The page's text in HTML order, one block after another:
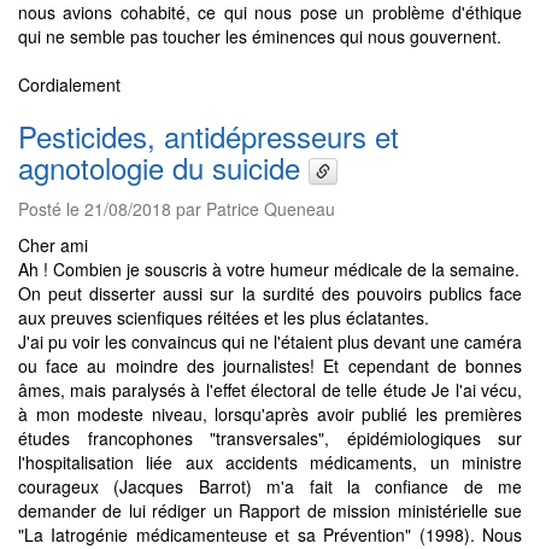
nous avions cohabité, ce qui nous pose un problème d'éthique
qui ne semble pas toucher les éminences qui nous gouvernent.
Cordialement
Pesticides, antidépresseurs et
agnotologie du suicide
Posté le 21/08/2018 par Patrice Queneau
Cher ami
Ah ! Combien je souscris à votre humeur médicale de la semaine.
On peut disserter aussi sur la surdité des pouvoirs publics face
aux preuves scienfiques réitées et les plus éclatantes.
J'ai pu voir les convaincus qui ne l'étaient plus devant une caméra
ou face au moindre des journalistes! Et cependant de bonnes
âmes, mais paralysés à l'effet électoral de telle étude Je l'ai vécu,
à mon modeste niveau, lorsqu'après avoir publié les premières
études francophones "transversales", épidémiologiques sur
l'hospitalisation liée aux accidents médicaments, un ministre
courageux (Jacques Barrot) m'a fait la confiance de me
demander de lui rédiger un Rapport de mission ministérielle sue
"La Iatrogénie médicamenteuse et sa Prévention" (1998). Nous